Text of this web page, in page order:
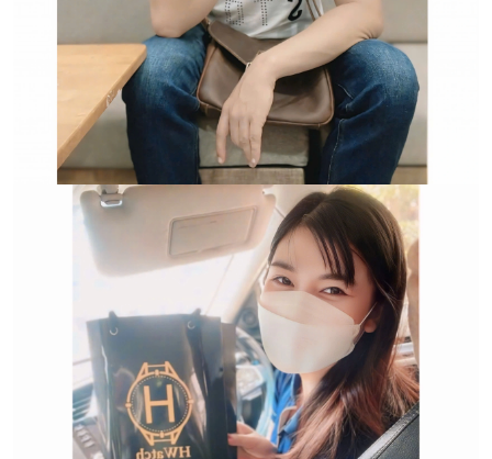
Trường hợp không chấp
nhận đổi hoặc trả sản
phẩm: